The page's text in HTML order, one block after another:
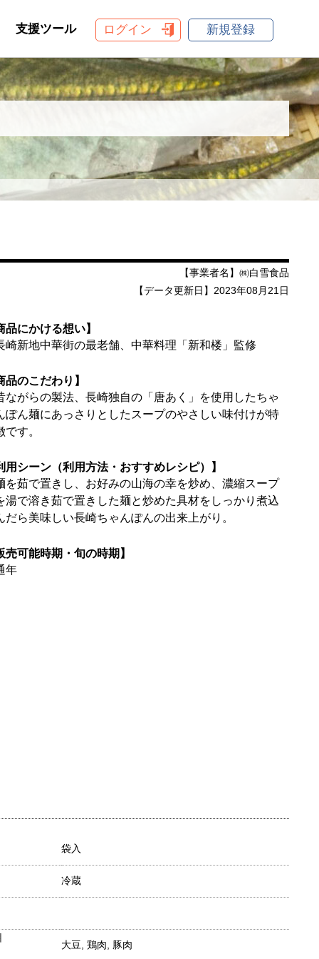
支援ツール ログイン 新規登録
【事業者名】㈱白雪食品
【データ更新日】2023年08月21日
品にかける想い】
崎新地中華街の最老舗、中華料理「新和楼」監修
品のこだわり】
ながらの製法、長崎独自の「唐あく」を使用したちゃ
ぽん麺にあっさりとしたスープのやさしい味付けが特
です。
用シーン（利用方法・おすすめレシピ）】
を茹で置きし、お好みの山海の幸を炒め、濃縮スープ
湯で溶き茹で置きした麺と炒めた具材をしっかり煮込
だら美味しい長崎ちゃんぽんの出来上がり。
売可能時期・旬の時期】
年
袋入
冷蔵
大豆, 鶏肉, 豚肉